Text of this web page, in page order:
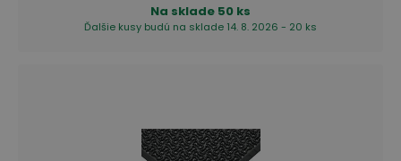
Na sklade 50 ks
Ďalšie kusy budú na sklade 14. 8. 2026 - 20 ks